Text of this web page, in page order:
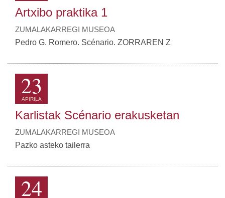
Artxibo praktika 1
ZUMALAKARREGI MUSEOA
Pedro G. Romero. Scénario. ZORRAREN Z
23
APIRILA
Karlistak Scénario erakusketan
ZUMALAKARREGI MUSEOA
Pazko asteko tailerra
24